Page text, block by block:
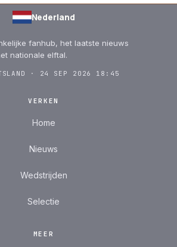
Nederland
fanhub, het laatste nieuws
nationale elftal.
· 24 SEP 2026 18:45
VERKEN
Home
Nieuws
Wedstrijden
Selectie
MEER